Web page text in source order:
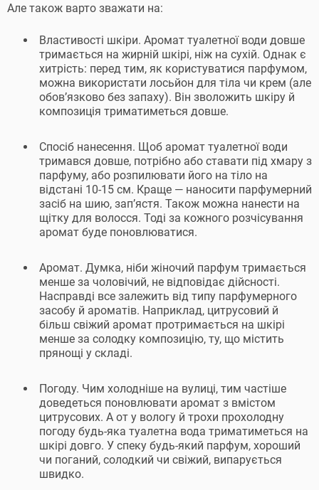
Але також варто зважати на:
Властивості шкіри. Аромат туалетної води довше
тримається на жирній шкірі, ніж на сухій. Однак є
хитрість: перед тим, як користуватися парфумом,
можна використати лосьйон для тіла чи крем (але
обов’язково без запаху). Він зволожить шкіру й
композиція триматиметься довше.
Спосіб нанесення. Щоб аромат туалетної води
тримався довше, потрібно або ставати під хмару з
парфуму, або розпилювати його на тіло на
відстані 10-15 см. Краще — наносити парфумерний
засіб на шию, зап’ястя. Також можна нанести на
щітку для волосся. Тоді за кожного розчісування
аромат буде поновлюватися.
Аромат. Думка, ніби жіночий парфум тримається
менше за чоловічий, не відповідає дійсності.
Насправді все залежить від типу парфумерного
засобу й ароматів. Наприклад, цитрусовий й
більш свіжий аромат протримається на шкірі
менше за солодку композицію, ту, що містить
прянощі у складі.
Погоду. Чим холодніше на вулиці, тим частіше
доведеться поновлювати аромат з вмістом
цитрусових. А от у вологу й трохи прохолодну
погоду будь-яка туалетна вода триматиметься на
шкірі довго. У спеку будь-який парфум, хороший
чи поганий, солодкий чи свіжий, випарується
швидко.